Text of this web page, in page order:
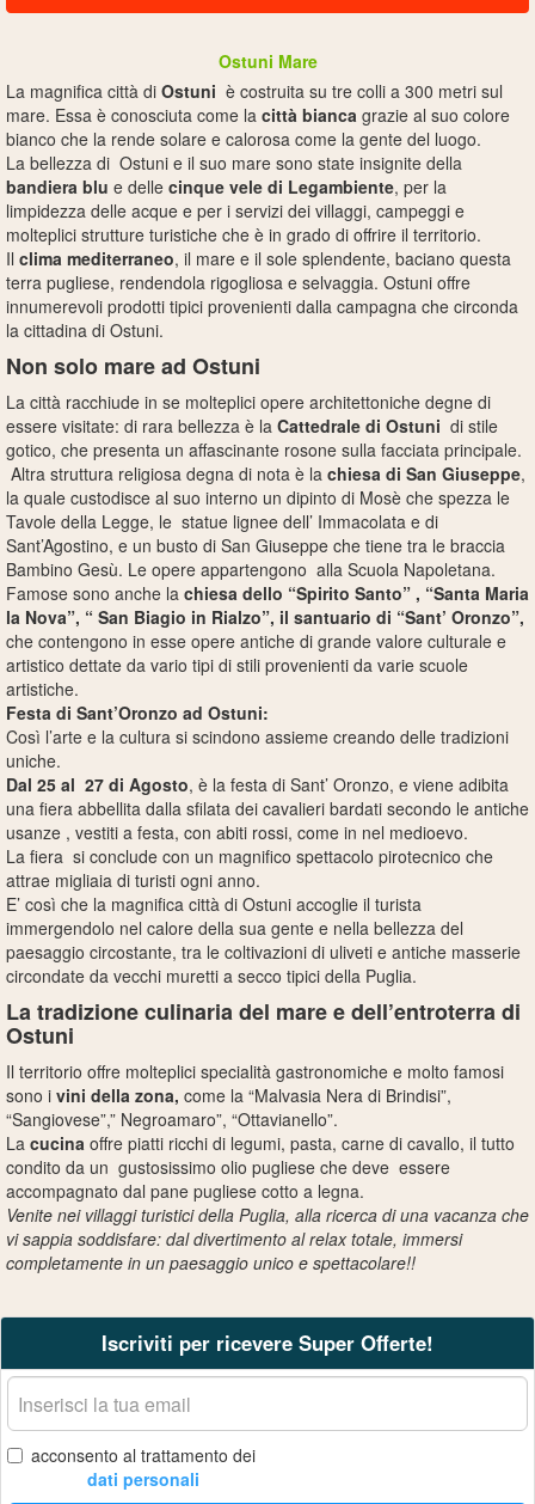
Ostuni Mare
La magnifica città di Ostuni è costruita su tre colli a 300 metri sul
mare. Essa è conosciuta come la città bianca grazie al suo colore
bianco che la rende solare e calorosa come la gente del luogo.
La bellezza di Ostuni e il suo mare sono state insignite della
bandiera blu e delle cinque vele di Legambiente, per la
limpidezza delle acque e per i servizi dei villaggi, campeggi e
molteplici strutture turistiche che è in grado di offrire il territorio.
Il clima mediterraneo, il mare e il sole splendente, baciano questa
terra pugliese, rendendola rigogliosa e selvaggia. Ostuni offre
innumerevoli prodotti tipici provenienti dalla campagna che circonda
la cittadina di Ostuni.
Non solo mare ad Ostuni
La città racchiude in se molteplici opere architettoniche degne di
essere visitate: di rara bellezza è la Cattedrale di Ostuni di stile
gotico, che presenta un affascinante rosone sulla facciata principale.
Altra struttura religiosa degna di nota è la chiesa di San Giuseppe,
la quale custodisce al suo interno un dipinto di Mosè che spezza le
Tavole della Legge, le statue lignee dell’ Immacolata e di
Sant’Agostino, e un busto di San Giuseppe che tiene tra le braccia
Bambino Gesù. Le opere appartengono alla Scuola Napoletana.
Famose sono anche la chiesa dello “Spirito Santo” , “Santa Maria
la Nova”, “ San Biagio in Rialzo”, il santuario di “Sant’ Oronzo”,
che contengono in esse opere antiche di grande valore culturale e
artistico dettate da vario tipi di stili provenienti da varie scuole
artistiche.
Festa di Sant’Oronzo ad Ostuni:
Così l’arte e la cultura si scindono assieme creando delle tradizioni
uniche.
Dal 25 al 27 di Agosto, è la festa di Sant’ Oronzo, e viene adibita
una fiera abbellita dalla sfilata dei cavalieri bardati secondo le antiche
usanze , vestiti a festa, con abiti rossi, come in nel medioevo.
La fiera si conclude con un magnifico spettacolo pirotecnico che
attrae migliaia di turisti ogni anno.
E’ così che la magnifica città di Ostuni accoglie il turista
immergendolo nel calore della sua gente e nella bellezza del
paesaggio circostante, tra le coltivazioni di uliveti e antiche masserie
circondate da vecchi muretti a secco tipici della Puglia.
La tradizione culinaria del mare e dell’entroterra di
Ostuni
Il territorio offre molteplici specialità gastronomiche e molto famosi
sono i vini della zona, come la “Malvasia Nera di Brindisi”,
“Sangiovese”,” Negroamaro”, “Ottavianello”.
La cucina offre piatti ricchi di legumi, pasta, carne di cavallo, il tutto
condito da un gustosissimo olio pugliese che deve essere
accompagnato dal pane pugliese cotto a legna.
Venite nei villaggi turistici della Puglia, alla ricerca di una vacanza che
vi sappia soddisfare: dal divertimento al relax totale, immersi
completamente in un paesaggio unico e spettacolare!!
Iscriviti per ricevere Super Offerte!
La
tua
email
acconsento al trattamento dei
dati personali